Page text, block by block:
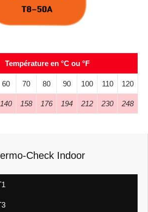
Température en °C ou°F
60 70 80 90 100 110 120
140 158 176 194 212 230 248
Check Indoor